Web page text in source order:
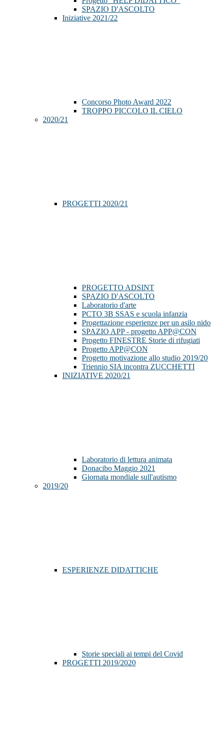
SPAZIO D'ASCOLTO
Iniziative 2021/22
Concorso Photo Award 2022
TROPPO PICCOLO IL CIELO
2020/21
PROGETTI 2020/21
PROGETTO ADSINT
SPAZIO D'ASCOLTO
Laboratorio d'arte
PCTO 3B SSAS e scuola infanzia
Progettazione esperienze per un asilo nido
SPAZIO APP - progetto APP@CON
Progetto FINESTRE Storie di rifugiati
Progetto APP@CON
Progetto motivazione allo studio 2019/20
Triennio SIA incontra ZUCCHETTI
INIZIATIVE 2020/21
Laboratorio di lettura animata
Donacibo Maggio 2021
Giornata mondiale sull'autismo
2019/20
ESPERIENZE DIDATTICHE
Storie speciali ai tempi del Covid
PROGETTI 2019/2020